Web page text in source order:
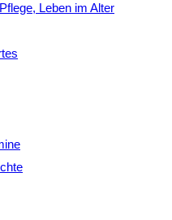
Leben im Alter